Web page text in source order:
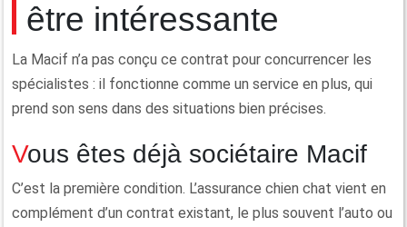
être intéressante
La Macif n’a pas conçu ce contrat pour concurrencer les
spécialistes : il fonctionne comme un service en plus, qui
prend son sens dans des situations bien précises.
Vous êtes déjà sociétaire Macif
C’est la première condition. L’assurance chien chat vient en
complément d’un contrat existant, le plus souvent l’auto ou